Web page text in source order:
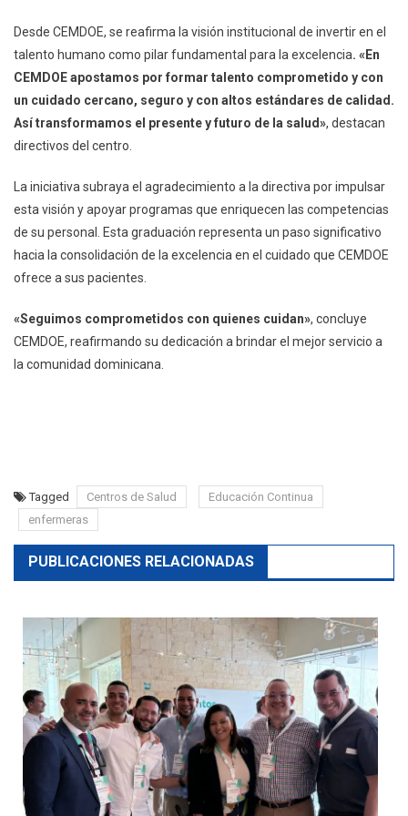
Desde CEMDOE, se reafirma la visión institucional de invertir en el
talento humano como pilar fundamental para la excelencia. «En
CEMDOE apostamos por formar talento comprometido y con
un cuidado cercano, seguro y con altos estándares de calidad.
Así transformamos el presente y futuro de la salud», destacan
directivos del centro.
La iniciativa subraya el agradecimiento a la directiva por impulsar
esta visión y apoyar programas que enriquecen las competencias
de su personal. Esta graduación representa un paso significativo
hacia la consolidación de la excelencia en el cuidado que CEMDOE
ofrece a sus pacientes.
«Seguimos comprometidos con quienes cuidan», concluye
CEMDOE, reafirmando su dedicación a brindar el mejor servicio a
la comunidad dominicana.
Tagged Centros de Salud
Educación Continua
enfermeras
PUBLICACIONES RELACIONADAS